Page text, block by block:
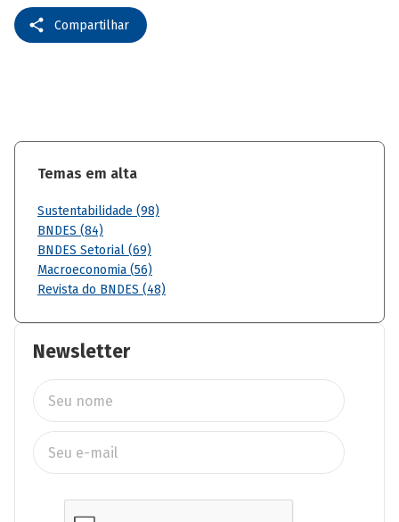
Compartilhar
Temas em alta
Sustentabilidade (98)
BNDES (84)
BNDES Setorial (69)
Macroeconomia (56)
Revista do BNDES (48)
Newsletter